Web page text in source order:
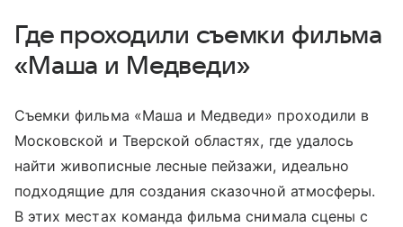
Где проходили съемки фильма
«Маша и Медведи»
Съемки фильма «Маша и Медведи» проходили в
Московской и Тверской областях, где удалось
найти живописные лесные пейзажи, идеально
подходящие для создания сказочной атмосферы.
В этих местах команда фильма снимала сцены с